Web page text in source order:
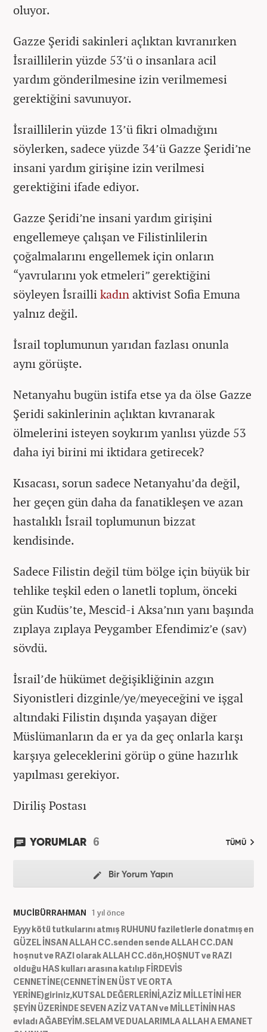
oluyor.
Gazze Şeridi sakinleri açlıktan kıvranırken
İsraillilerin yüzde 53’ü o insanlara acil
yardım gönderilmesine izin verilmemesi
gerektiğini savunuyor.
İsraillilerin yüzde 13’ü fikri olmadığını
söylerken, sadece yüzde 34’ü Gazze Şeridi’ne
insani yardım girişine izin verilmesi
gerektiğini ifade ediyor.
Gazze Şeridi’ne insani yardım girişini
engellemeye çalışan ve Filistinlilerin
çoğalmalarını engellemek için onların
“yavrularını yok etmeleri” gerektiğini
söyleyen İsraillikadınaktivist Sofia Emuna
yalnız değil.
İsrail toplumunun yarıdan fazlası onunla
aynı görüşte.
Netanyahu bugün istifa etse ya da ölse Gazze
Şeridi sakinlerinin açlıktan kıvranarak
ölmelerini isteyen soykırım yanlısı yüzde 53
daha iyi birini mi iktidara getirecek?
Kısacası, sorun sadece Netanyahu’da değil,
her geçen gün daha da fanatikleşen ve azan
hastalıklı İsrail toplumunun bizzat
kendisinde.
Sadece Filistin değil tüm bölge için büyük bir
tehlike teşkil eden o lanetli toplum, önceki
gün Kudüs’te, Mescid-i Aksa’nın yanı başında
zıplaya zıplaya Peygamber Efendimiz’e (sav)
sövdü.
İsrail’de hükümet değişikliğinin azgın
Siyonistleri dizginle/ye/meyeceğini ve işgal
altındaki Filistin dışında yaşayan diğer
Müslümanların da er ya da geç onlarla karşı
karşıya geleceklerini görüp o güne hazırlık
yapılması gerekiyor.
Diriliş Postası
YORUMLAR 6 TÜMÜ
Bir Yorum Yapın
MUCİBÜRRAHMAN 1 yıl önce
Eyyy kötü tutkularını atmış RUHUNU faziletlerle donatmış en
GÜZEL İNSAN ALLAH CC.senden sende ALLAH CC.DAN
hoşnut ve RAZI olarak ALLAH CC.dön,HOŞNUT ve RAZI
olduğu HAS kulları arasına katılıp FİRDEVİS
CENNETİNE(CENNETİN EN ÜST VE ORTA
YERİNE)giriniz,KUTSAL DEĞERLERİNİ,AZİZ MİLLETİNİ HER
ŞEYİN ÜZERİNDE SEVEN AZİZ VATAN ve MİLLETİNİN HAS
evladı AĞABEYİM.SELAM VE DUALARIMLA ALLAH A EMANET